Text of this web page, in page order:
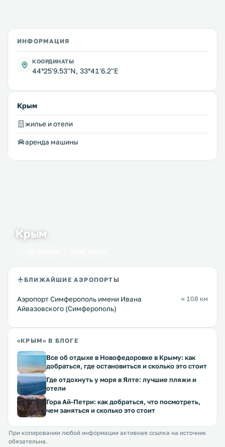
ИНФОРМАЦИЯ
КООРДИНАТЫ
44°25'9.53''N, 33°41'6.2''E
Крым
жилье и отели
аренда машины
Крым
БЛИЖАЙШИЕ АЭРОПОРТЫ
Аэропорт Симферополь имени Ивана
Айвазовского (Симферополь)
≈ 108 км
«КРЫМ» В БЛОГЕ
Все об отдыхе в Новофедоровке в Крыму: как
добраться, где остановиться и сколько это стоит
Где отдохнуть у моря в Ялте: лучшие пляжи и
отели
Гора Ай-Петри: как добраться, что посмотреть,
чем заняться и сколько это стоит
При копировании любой информации активная ссылка на источник
обязательна.